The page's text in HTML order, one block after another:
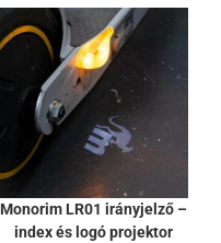
Monorim LR01 irányjelző –
index és logó projektor